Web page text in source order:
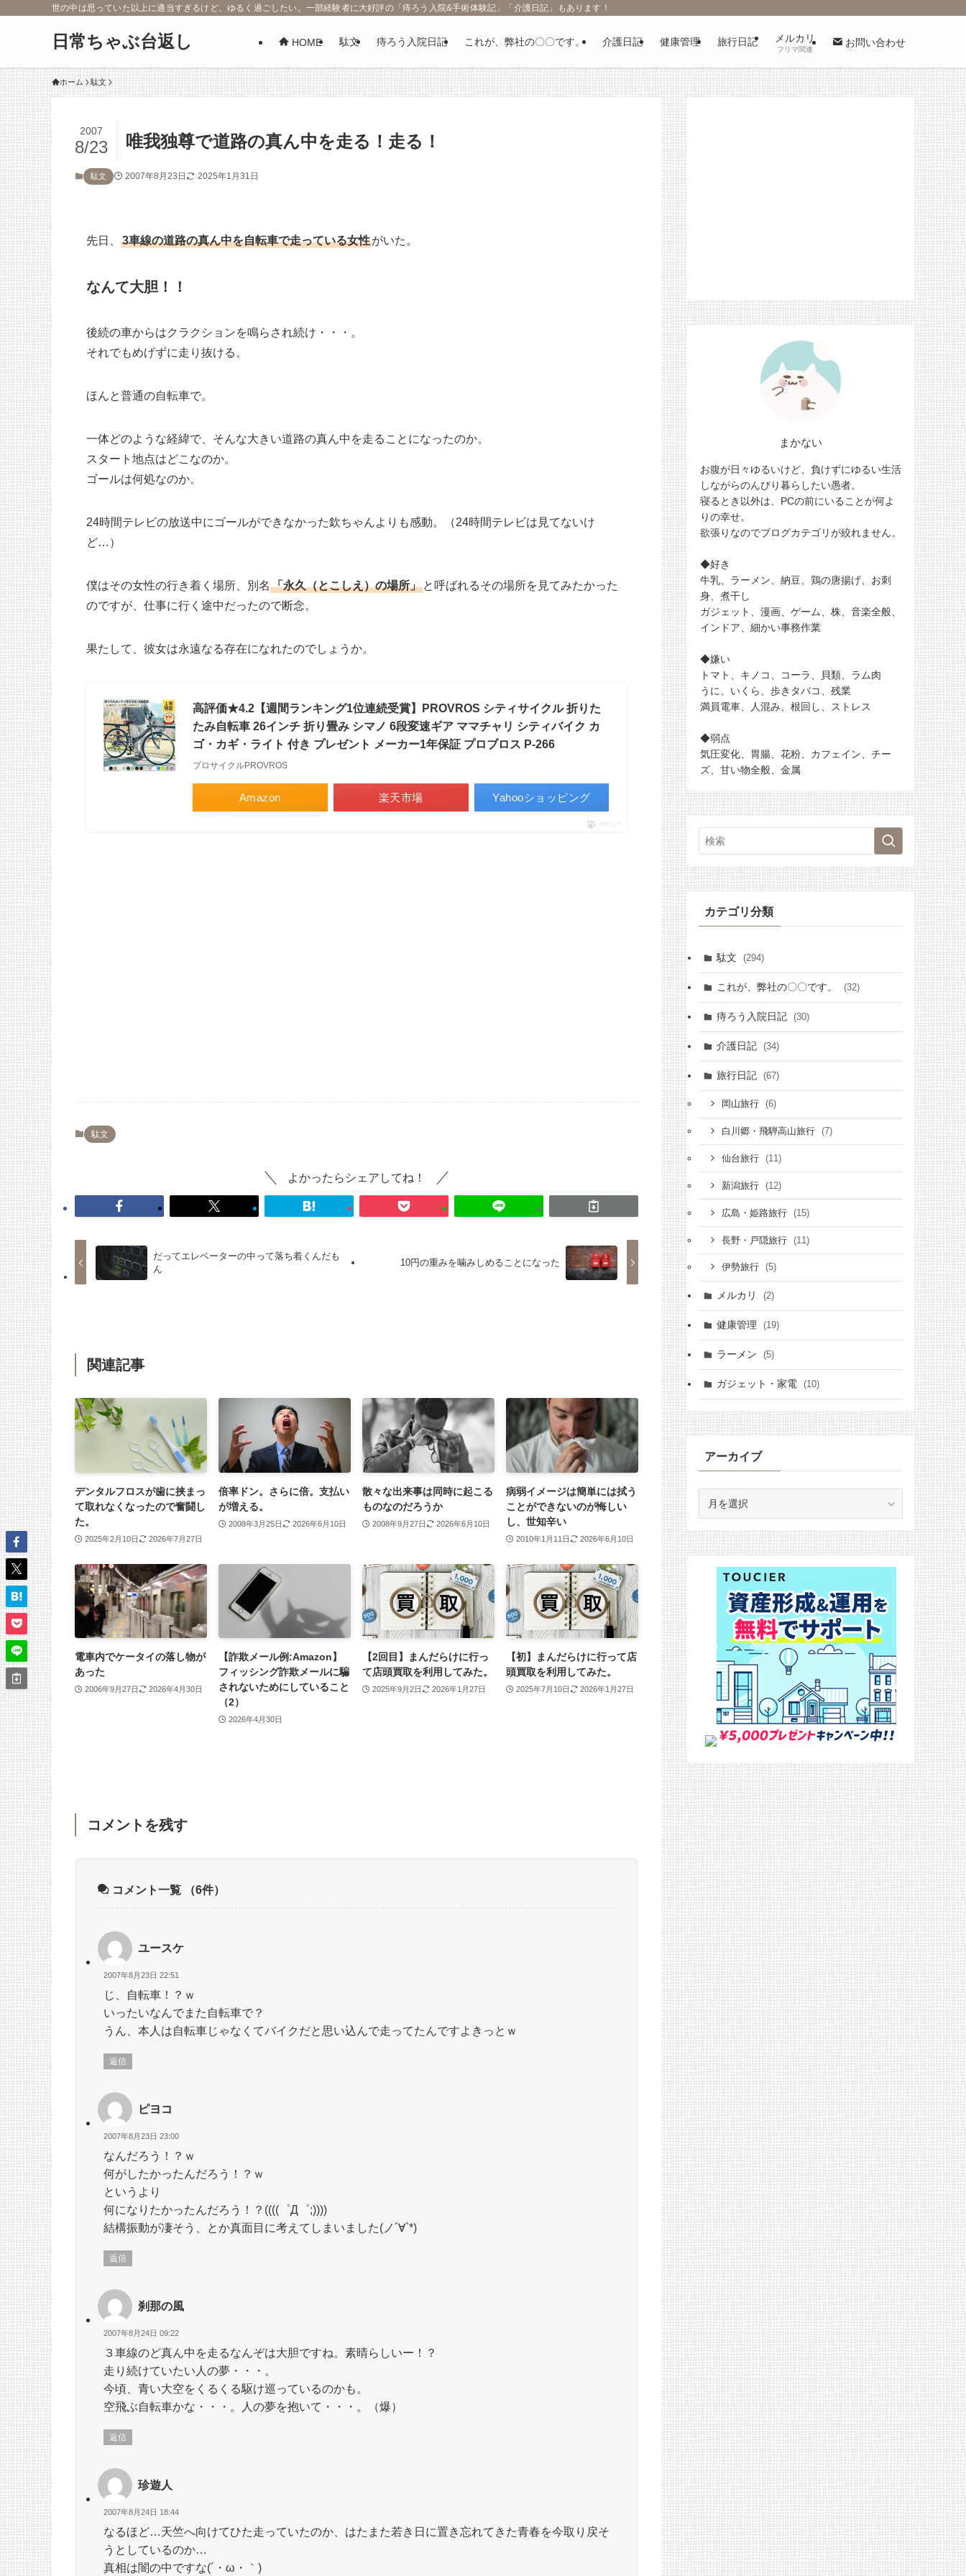
世の中は思っていた以上に適当すぎるけど、ゆるく過ごしたい。一部経験者に大好評の「痔ろう入院&手術体験記」「介護日記」もあります！
日常ちゃぶ台返し HOME 駄文 痔ろう入院日記 これが、弊社の〇〇です。 介護日記 健康管理 旅行日記 メルカリ
フリマ関連
お問い合わせ
ホーム 駄文
唯我独尊で道路の真ん中を走る！走る！
2007
8/23
駄文 2007年8月23日 2025年1月31日
先日、 3車線の道路の真ん中を自転車で走っている女性がいた。
なんて大胆！！
後続の車からはクラクションを鳴らされ続け・・・。
それでもめげずに走り抜ける。
ほんと普通の自転車で。
一体どのような経緯で、そんな大きい道路の真ん中を走ることになったのか。
スタート地点はどこなのか。
ゴールは何処なのか。
24時間テレビの放送中にゴールができなかった欽ちゃんよりも感動。（24時間テレビは見てないけ
ど…）
僕はその女性の行き着く場所、別名 「永久（とこしえ）の場所」 と呼ばれるその場所を見てみたかった
のですが、仕事に行く途中だったので断念。
果たして、彼女は永遠なる存在になれたのでしょうか。
高評価★4.2【週間ランキング1位連続受賞】PROVROS シティサイクル 折りた
たみ自転車 26インチ 折り畳み シマノ 6段変速ギア ママチャリ シティバイク カ
ゴ・カギ・ライト 付き プレゼント メーカー1年保証 プロブロス P-266
プロサイクルPROVROS
Amazon 楽天市場 Yahooショッピング
ポチップ
駄文
よかったらシェアしてね！
だってエレベーターの中って落ち着くんだも
ん
10円の重みを噛みしめることになった
関連記事
デンタルフロスが歯に挟まっ
て取れなくなったので奮闘し
た。
2025年2月10日 2026年7月27日
倍率ドン。さらに倍。支払い
が増える。
2008年3月25日 2026年6月10日
散々な出来事は同時に起こる
ものなのだろうか
2008年9月27日 2026年6月10日
病弱イメージは簡単には拭う
ことができないのが悔しい
し、世知辛い
2010年1月11日 2026年6月10日
電車内でケータイの落し物が
あった
2006年9月27日 2026年4月30日
【詐欺メール例:Amazon】
フィッシング詐欺メールに騙
されないためにしていること
（2）
2026年4月30日
【2回目】まんだらけに行っ
て店頭買取を利用してみた。
2025年9月2日 2026年1月27日
【初】まんだらけに行って店
頭買取を利用してみた。
2025年7月10日 2026年1月27日
コメントを残す
コメント一覧 （6件）
ユースケ
2007年8月23日 22:51
じ、自転車！？ｗ
いったいなんでまた自転車で？
うん、本人は自転車じゃなくてバイクだと思い込んで走ってたんですよきっとｗ
返信
ピヨコ
2007年8月23日 23:00
なんだろう！？ｗ
何がしたかったんだろう！？ｗ
というより
何になりたかったんだろう！？((((゜Д゜;))))
結構振動が凄そう、とか真面目に考えてしまいました(ノ´∀`*)
返信
刹那の風
2007年8月24日 09:22
３車線のど真ん中を走るなんぞは大胆ですね。素晴らしいー！？
走り続けていたい人の夢・・・。
今頃、青い大空をくるくる駆け巡っているのかも。
空飛ぶ自転車かな・・・。人の夢を抱いて・・・。（爆）
返信
珍遊人
2007年8月24日 18:44
なるほど…天竺へ向けてひた走っていたのか、はたまた若き日に置き忘れてきた青春を今取り戻そ
うとしているのか…
真相は闇の中ですな(´・ω・｀)
まかない
お腹が日々ゆるいけど、負けずにゆるい生活
しながらのんびり暮らしたい愚者。
寝るとき以外は、PCの前にいることが何よ
りの幸せ。
欲張りなのでブログカテゴリが絞れません。
◆好き
牛乳、ラーメン、納豆、鶏の唐揚げ、お刺
身、煮干し
ガジェット、漫画、ゲーム、株、音楽全般、
インドア、細かい事務作業
◆嫌い
トマト、キノコ、コーラ、貝類、ラム肉
うに、いくら、歩きタバコ、残業
満員電車、人混み、根回し、ストレス
◆弱点
気圧変化、胃腸、花粉、カフェイン、チー
ズ、甘い物全般、金属
カテゴリ分類
駄文 (294)
これが、弊社の〇〇です。 (32)
痔ろう入院日記 (30)
介護日記 (34)
旅行日記 (67)
岡山旅行 (6)
白川郷・飛騨高山旅行 (7)
仙台旅行 (11)
新潟旅行 (12)
広島・姫路旅行 (15)
長野・戸隠旅行 (11)
伊勢旅行 (5)
メルカリ (2)
健康管理 (19)
ラーメン (5)
ガジェット・家電 (10)
アーカイブ
イ
ブ